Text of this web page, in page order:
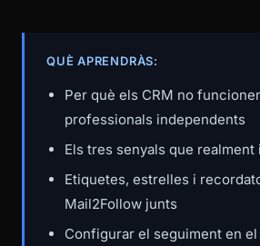
QUÈ APRENDRÀS:
Per què els CRM no
professionals independents
Els tres senyals que realment
Etiquetes, estrelles i
Mail2Follow junts
Configurar el seguiment en